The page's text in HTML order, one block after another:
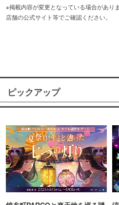
※掲載内容が変更となっている場合があり
店舗の公式サイト等でご確認ください。
ピックアップ